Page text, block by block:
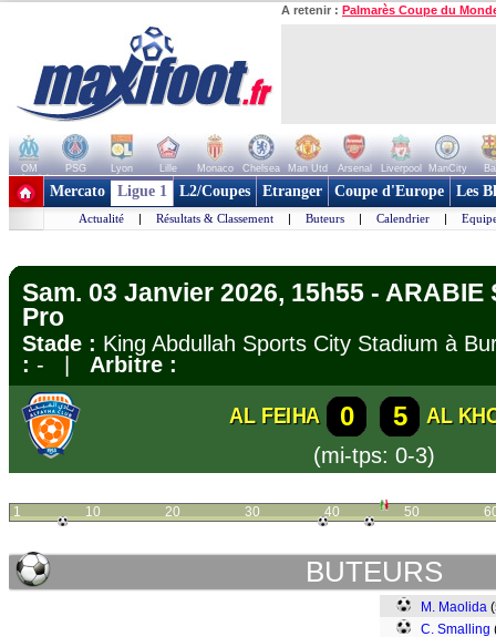
A retenir : Palmarès Coupe du
OM PSG Lyon Lille Monaco Chelsea Man Utd Arsenal Liverpool ManCity
+ de clubs
Mercato Ligue 1 L2/Coupes Etranger Coupe d'Europe Les
Actualité | Résultats & Classement | Buteurs | Calendrier |
Sam. 03 Janvier 2026, 15h55 - ARABIE
Pro
Stade : King Abdullah Sports City Stadium à
: - | Arbitre :
AL FEIHA 0 5
AL
(mi-tps: 0-3)
1 10 20 30 40 50
BUTEURS
M. Maolida
C. Smalling